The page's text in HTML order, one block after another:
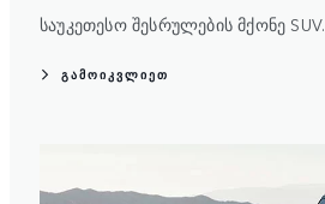
საუკეთესო შესრულების მქონე SUV.
ᲒᲐᲛᲝᲘᲙᲕᲚᲘᲔᲗ